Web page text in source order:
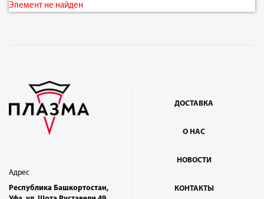
Элемент не найден
Адрес
Республика Башкортостан,
ДОСТАВКА
О НАС
НОВОСТИ
КОНТАКТЫ